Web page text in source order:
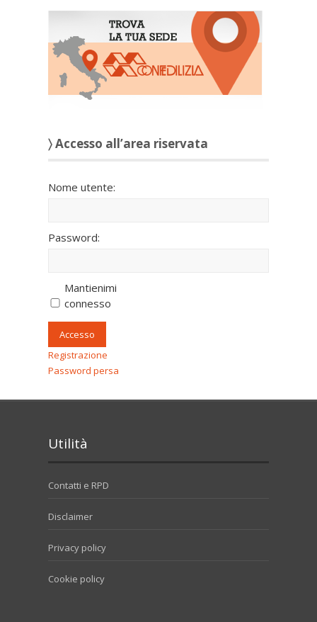
〉 Accesso all’area riservata
Nome utente:
Password:
Mantienimi
connesso
Accesso
Registrazione
Password persa
Utilità
Contatti e RPD
Disclaimer
Privacy policy
Cookie policy